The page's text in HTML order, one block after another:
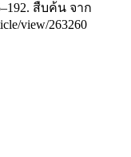
สืบค้น จาก
view/263260